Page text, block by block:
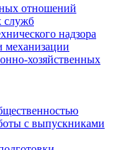
отношений
служб
надзора
механизации
хозяйственных
с выпускниками